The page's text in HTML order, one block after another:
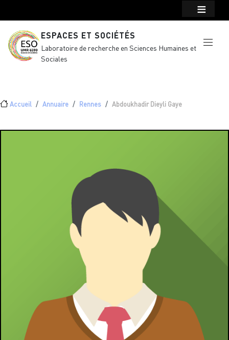
ESPACES ET SOCIÉTÉS
Laboratoire de recherche en Sciences Humaines et
Sociales
Fil d'Ariane
Accueil Annuaire Rennes Abdoukhadir Dieyli Gaye